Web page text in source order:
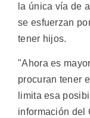
la única vía de
se esfuerzan
tener hijos.
"Ahora es
procuran tener
limita esa
información del